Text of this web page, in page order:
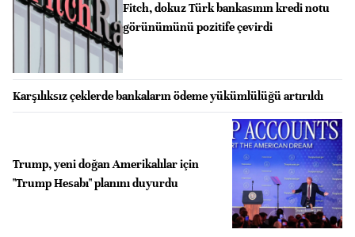
Fitch, dokuz Türk bankasının kredi notu
görünümünü pozitife çevirdi
Karşılıksız çeklerde bankaların ödeme yükümlülüğü artırıldı
Trump, yeni doğan Amerikalılar için
"Trump Hesabı" planını duyurdu